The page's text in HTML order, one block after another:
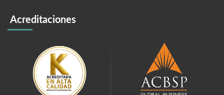
Acreditaciones